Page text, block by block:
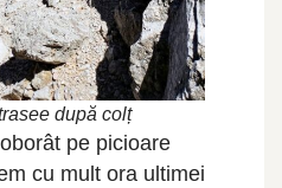
după colț
pe picioare
cu mult ora ultimei